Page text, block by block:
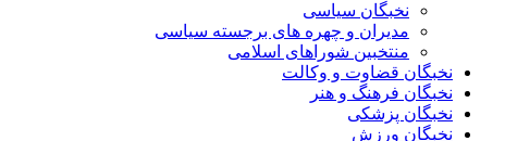
نخبگان سیاسی
مدیران و چهره های برجسته سیاسی
منتخبین شوراهای اسلامی
نخبگان قضاوت و وکالت
نخبگان فرهنگ و هنر
نخبگان پزشکی
نخبگان ورزش